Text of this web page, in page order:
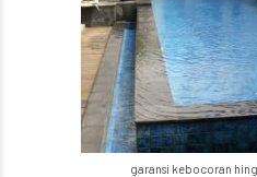
garansi kebocoran